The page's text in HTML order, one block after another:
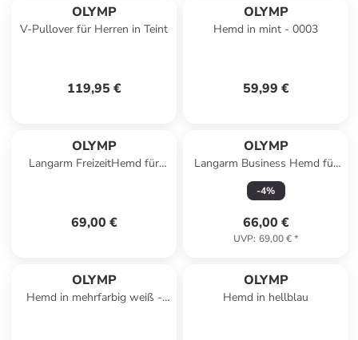
OLYMP
V-Pullover für Herren in Teint
119,95 €
OLYMP
Hemd in mint - 0003
59,99 €
OLYMP
Langarm FreizeitHemd für
69,00 €
OLYMP
Langarm Business Hemd für
Herren in beige
-4%
66,00 €
UVP: 69,00 €*
OLYMP
Hemd in mehrfarbig weiß -
OLYMP
Hemd in hellblau